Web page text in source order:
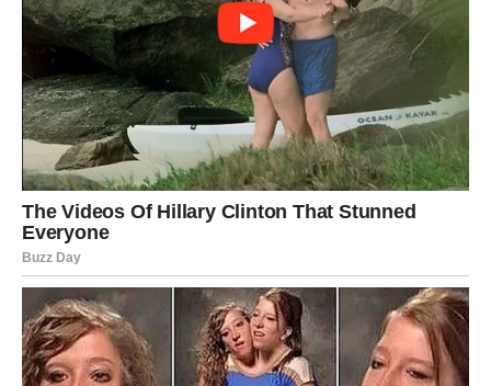
20 dag margarina
10 dag šećera u prahu
2 dl vrhnja za šlag
Priprema biskvita:
Mutite belanca u čvrst sneg.
Ovo je ključno za vazdušast i lagan biskvit. Kad su
belanca penasta i čvrsta, polako dodajte šećer,
mlevene orahe i brašno. Sve nežno promešajte da
zadržite vazduh u smesi.